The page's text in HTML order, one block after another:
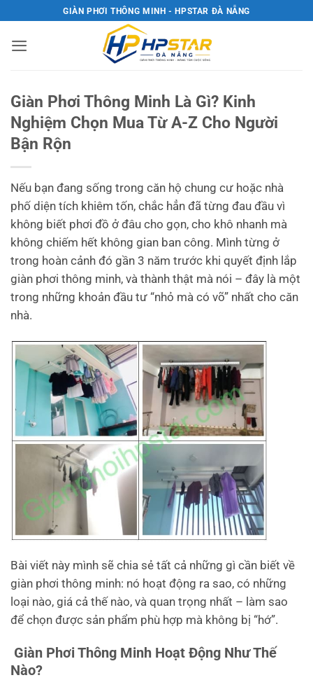
nội
GIÀN PHƠI THÔNG MINH - HPSTAR ĐÀ NẴNG
Giàn Phơi Thông Minh Là Gì? Kinh
Nghiệm Chọn Mua Từ A-Z Cho Người
Bận Rộn
Nếu bạn đang sống trong căn hộ chung cư hoặc nhà
phố diện tích khiêm tốn, chắc hẳn đã từng đau đầu vì
không biết phơi đồ ở đâu cho gọn, cho khô nhanh mà
không chiếm hết không gian ban công. Mình từng ở
trong hoàn cảnh đó gần 3 năm trước khi quyết định lắp
giàn phơi thông minh, và thành thật mà nói – đây là một
trong những khoản đầu tư “nhỏ mà có võ” nhất cho căn
nhà.
Bài viết này mình sẽ chia sẻ tất cả những gì cần biết về
giàn phơi thông minh: nó hoạt động ra sao, có những
loại nào, giá cả thế nào, và quan trọng nhất – làm sao
để chọn được sản phẩm phù hợp mà không bị “hớ”.
Giàn Phơi Thông Minh Hoạt Động Như Thế
Nào?